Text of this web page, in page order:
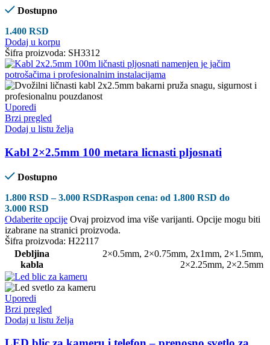
Dostupno
1.400 RSD
Dodaj u korpu
Šifra proizvoda: SH3312
Uporedi
Brzi pregled
Dodaj u listu želja
Kabl 2×2.5mm 100 metara licnasti pljosnati
Dostupno
1.800 RSD – 3.000 RSDRaspon cena: od 1.800 RSD do
3.000 RSD
Odaberite opcije Ovaj proizvod ima više varijanti. Opcije mogu biti
izabrane na stranici proizvoda.
Šifra proizvoda: H22117
Debljina
kabla
2×0.5mm, 2×0.75mm, 2x1mm, 2×1.5mm,
2×2.25mm, 2×2.5mm
Uporedi
Brzi pregled
Dodaj u listu želja